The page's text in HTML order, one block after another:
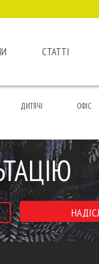
СТАТТІ
ДИТЯЧІ ОФІС